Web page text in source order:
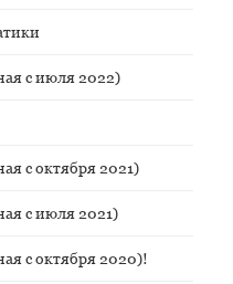
с июля 2022)
с октября 2021)
с июля 2021)
с октября 2020)!